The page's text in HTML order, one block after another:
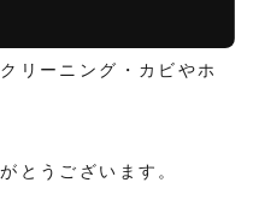
リーニング・カビやホ
とうございます。